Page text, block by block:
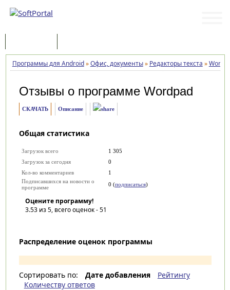
Программы для Android»Офис, документы» Редакторы текста »
Отзывы о программе Wordpad
СКАЧАТЬ Описание
Общая статистика
Загрузок всего
1 305
Загрузок за сегодня
0
Кол-во комментариев
1
Подписавшихся на новости о
программе
0 (подписаться)
Оцените программу!
3.53из 5, всего оценок -51
Распределение оценок программы
Сортировать по: Дате добавления
Рейтингу
Количеству ответов